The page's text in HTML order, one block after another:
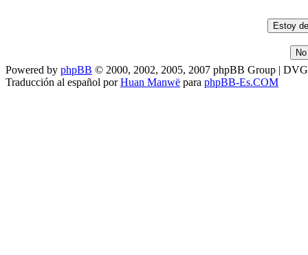
Powered by phpBB © 2000, 2002, 2005, 2007 phpBB Group |
Traducción al español porHuan Manwë para phpBB-Es.COM